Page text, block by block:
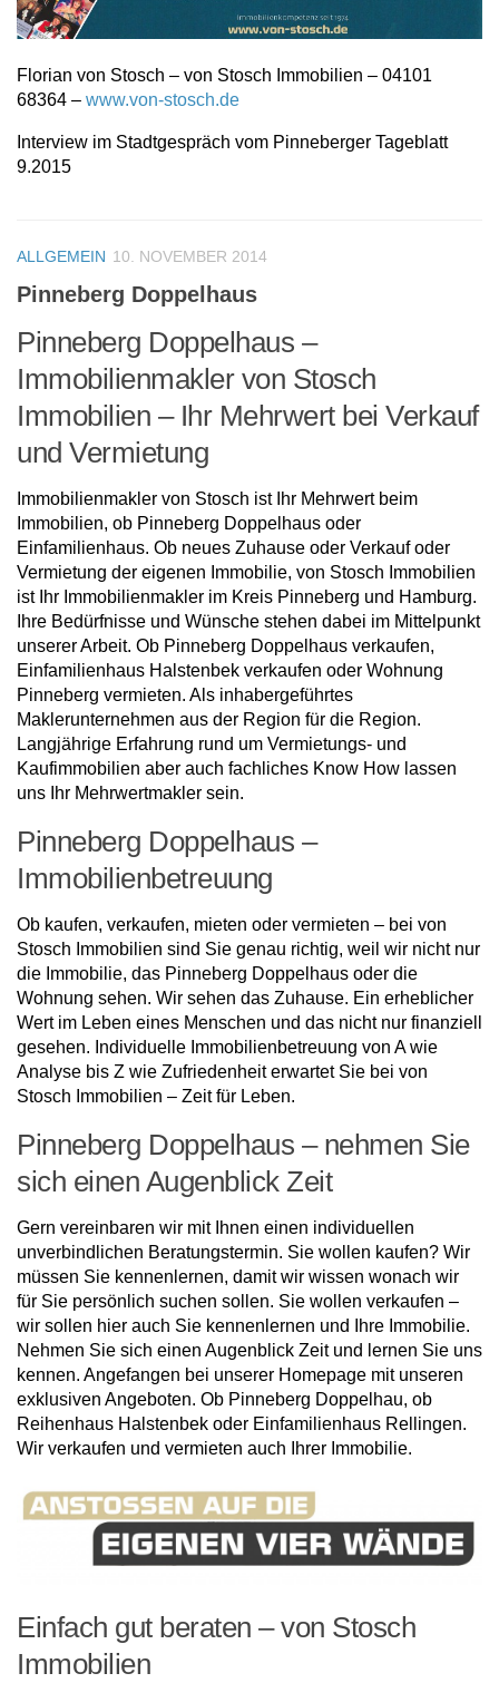
Florian von Stosch – von Stosch Immobilien – 04101
68364 – www.von-stosch.de
Interview im Stadtgespräch vom Pinneberger Tageblatt
9.2015
ALLGEMEIN 10. NOVEMBER 2014
Pinneberg Doppelhaus
Pinneberg Doppelhaus –
Immobilienmakler von Stosch
Immobilien – Ihr Mehrwert bei Verkauf
und Vermietung
Immobilienmakler von Stosch ist Ihr Mehrwert beim
Immobilien, ob Pinneberg Doppelhaus oder
Einfamilienhaus. Ob neues Zuhause oder Verkauf oder
Vermietung der eigenen Immobilie, von Stosch Immobilien
ist Ihr Immobilienmakler im Kreis Pinneberg und Hamburg.
Ihre Bedürfnisse und Wünsche stehen dabei im Mittelpunkt
unserer Arbeit. Ob Pinneberg Doppelhaus verkaufen,
Einfamilienhaus Halstenbek verkaufen oder Wohnung
Pinneberg vermieten. Als inhabergeführtes
Maklerunternehmen aus der Region für die Region.
Langjährige Erfahrung rund um Vermietungs- und
Kaufimmobilien aber auch fachliches Know How lassen
uns Ihr Mehrwertmakler sein.
Pinneberg Doppelhaus –
Immobilienbetreuung
Ob kaufen, verkaufen, mieten oder vermieten – bei von
Stosch Immobilien sind Sie genau richtig, weil wir nicht nur
die Immobilie, das Pinneberg Doppelhaus oder die
Wohnung sehen. Wir sehen das Zuhause. Ein erheblicher
Wert im Leben eines Menschen und das nicht nur finanziell
gesehen. Individuelle Immobilienbetreuung von A wie
Analyse bis Z wie Zufriedenheit erwartet Sie bei von
Stosch Immobilien – Zeit für Leben.
Pinneberg Doppelhaus – nehmen Sie
sich einen Augenblick Zeit
Gern vereinbaren wir mit Ihnen einen individuellen
unverbindlichen Beratungstermin. Sie wollen kaufen? Wir
müssen Sie kennenlernen, damit wir wissen wonach wir
für Sie persönlich suchen sollen. Sie wollen verkaufen –
wir sollen hier auch Sie kennenlernen und Ihre Immobilie.
Nehmen Sie sich einen Augenblick Zeit und lernen Sie uns
kennen. Angefangen bei unserer Homepage mit unseren
exklusiven Angeboten. Ob Pinneberg Doppelhau, ob
Reihenhaus Halstenbek oder Einfamilienhaus Rellingen.
Wir verkaufen und vermieten auch Ihrer Immobilie.
Einfach gut beraten – von Stosch
Immobilien